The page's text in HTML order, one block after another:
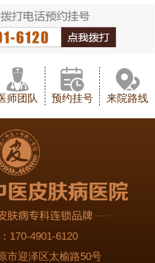
师团队 预约挂号 来院路线
170-4901-6120
市迎泽区太榆路50号